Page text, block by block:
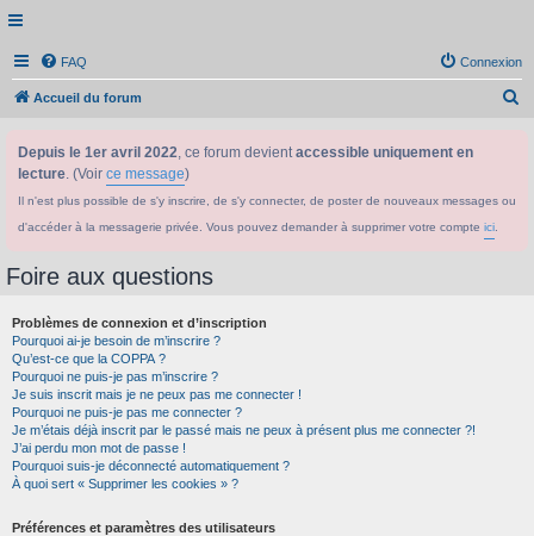
FAQ Connexion
Accueil du forum
Depuis le 1er avril 2022, ce forum devientaccessible uniquement en
lecture. (Voir ce message)
Il n'est plus possible de s'y inscrire, de s'y connecter, de poster de nouveaux messages ou
d'accéder à la messagerie privée. Vous pouvez demander à supprimer votre compte ici
Foire aux questions
Problèmes de connexion et d’inscription
Pourquoi ai-je besoin de m’inscrire ?
Qu’est-ce que la COPPA ?
Pourquoi ne puis-je pas m’inscrire ?
Je suis inscrit mais je ne peux pas me connecter !
Pourquoi ne puis-je pas me connecter ?
Je m’étais déjà inscrit par le passé mais ne peux à présent plus me connecter ?!
J’ai perdu mon mot de passe !
Pourquoi suis-je déconnecté automatiquement ?
À quoi sert « Supprimer les cookies » ?
Préférences et paramètres des utilisateurs